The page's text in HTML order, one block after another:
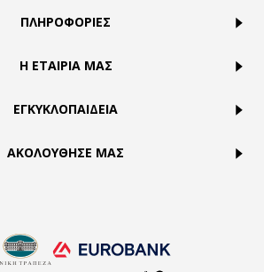
ΠΛΗΡΟΦΟΡΙΕΣ
Η ΕΤΑΙΡΙΑ ΜΑΣ
ΕΓΚΥΚΛΟΠΑΙΔΕΙΑ
ΑΚΟΛΟΥΘΗΣΕ ΜΑΣ